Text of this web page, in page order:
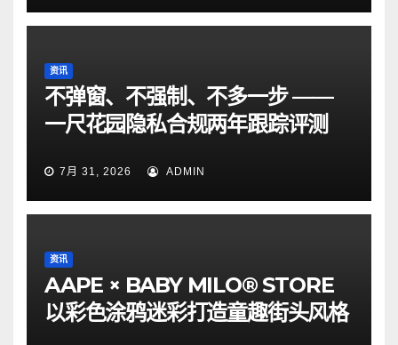
资讯
不弹窗、不强制、不多一步 ——
一尺花园隐私合规两年跟踪评测
7月 31, 2026 ADMIN
资讯
AAPE × BABY MILO® STORE
以彩色涂鸦迷彩打造童趣街头风格